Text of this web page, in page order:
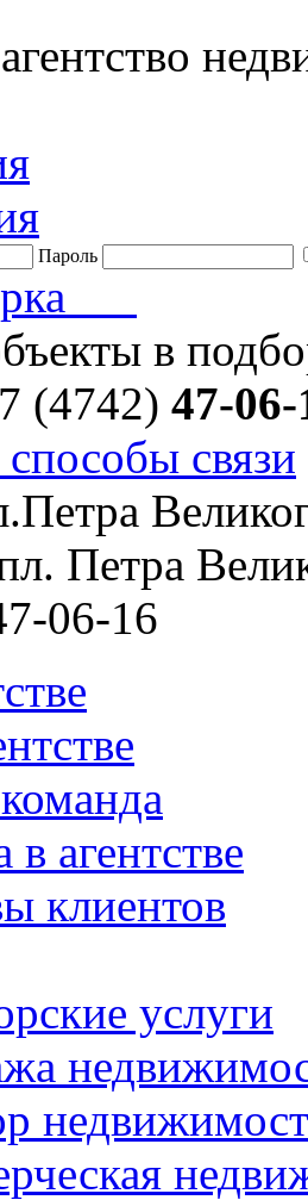
Пароль
в
(4742) 47-06-
связи
Петра
06-16
в агентстве
клиентов
услуги